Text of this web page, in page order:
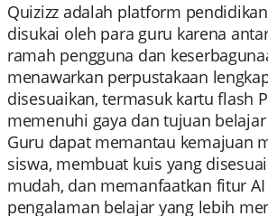
Quizizz adalah platform
disukai oleh para guru karena
ramah pengguna dan
menawarkan perpustakaan
disesuaikan, termasuk kartu flash
memenuhi gaya dan tujuan
Guru dapat memantau kemajuan
siswa, membuat kuis yang
mudah, dan memanfaatkan fitur
pengalaman belajar yang lebih